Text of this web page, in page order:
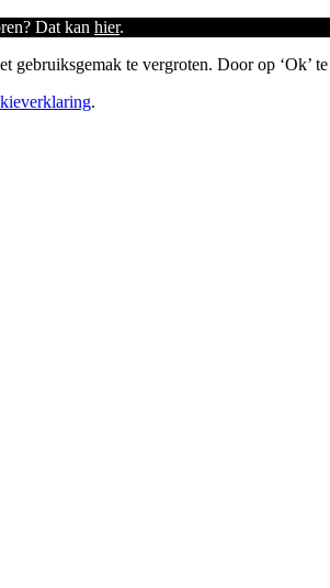
Dat kan hier.
gebruiksgemak te vergroten. Door op ‘Ok’
.